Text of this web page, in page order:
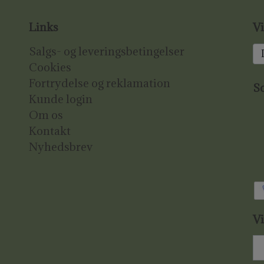
Links
Salgs- og leveringsbetingelser
Cookies
Fortrydelse og reklamation
Kunde login
Om os
Kontakt
Nyhedsbrev